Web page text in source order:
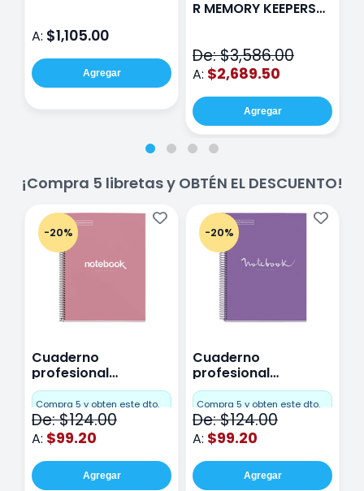
A: $1,105.00
Agregar
R MEMORY KEEPERS
De: $3,586.00
A: $2,689.50
Agregar
¡Compra 5 libretas y OBTÉN EL DESCUENTO!
-20%
Cuaderno
profesional
Miquelrius Emotions
Cuadro Chico 80
hojas Rosa
Compra 5 y obten este dto.
De: $124.00
A: $99.20
Agregar
-20%
Cuaderno
profesional
Miquelrius Emotions
raya 80 hojas
Purpura
Compra 5 y obten este dto.
De: $124.00
A: $99.20
Agregar